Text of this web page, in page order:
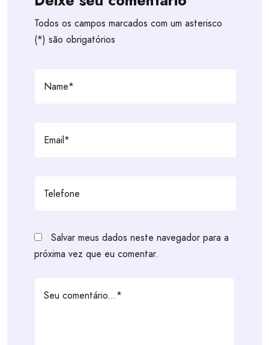
Todos os campos marcados com um asterisco
(*) são obrigatórios
Salvar meus dados neste navegador para a
próxima vez que eu comentar.